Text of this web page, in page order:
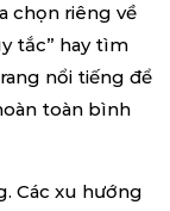
chọn riêng về
tắc” hay tìm
nổi tiếng để
toàn bình
Các xu hướng